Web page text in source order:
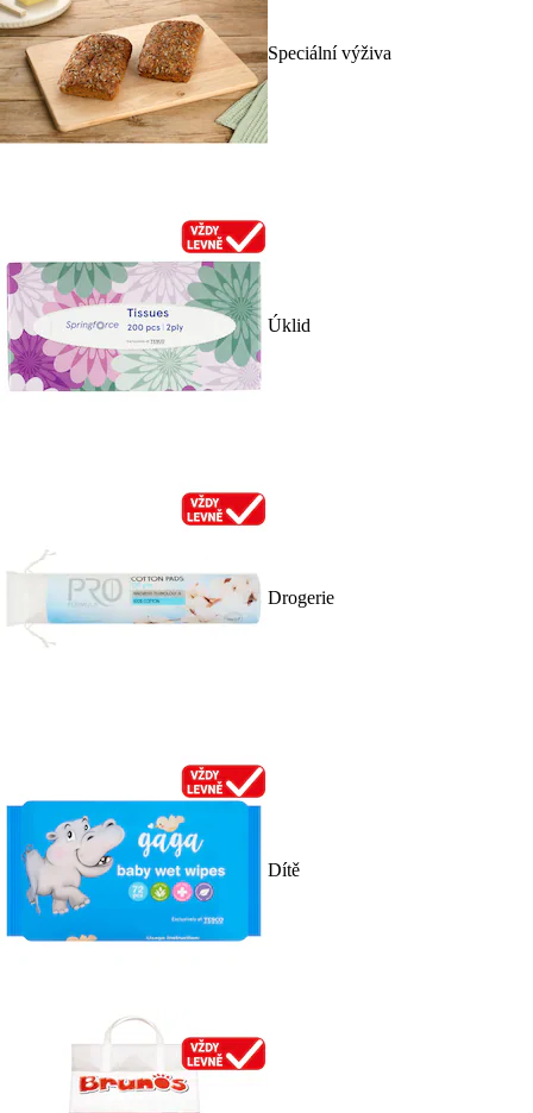
Speciální výživa
Úklid
Drogerie
Dítě